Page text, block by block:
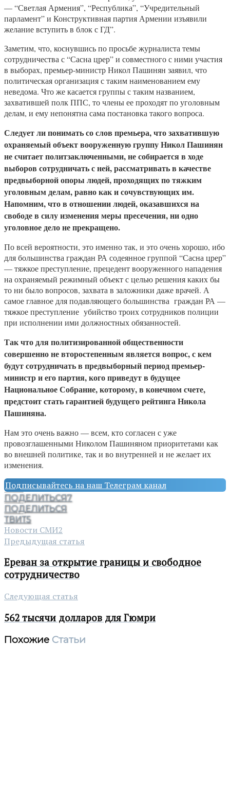
— “Светлая Армения”, “Республика”, “Учредительный
парламент” и Конструктивная партия Армении изъявили
желание вступить в блок с ГД”.
Заметим, что, коснувшись по просьбе журналиста темы
сотрудничества с “Сасна црер” и совместного с ними участия
в выборах, премьер-министр Никол Пашинян заявил, что
политическая организация с таким наименованием ему
неведома. Что же касается группы с таким названием,
захватившей полк ППС, то члены ее проходят по уголовным
делам, и ему непонятна сама постановка такого вопроса.
Следует ли понимать со слов премьера, что захватившую
охраняемый объект вооруженную группу Никол Пашинян
не считает политзаключенными, не собирается в ходе
выборов сотрудничать с ней, рассматривать в качестве
предвыборной опоры людей, проходящих по тяжким
уголовным делам, равно как и сочувствующих им.
Напомним, что в отношении людей, оказавшихся на
свободе в силу изменения меры пресечения, ни одно
уголовное дело не прекращено.
По всей вероятности, это именно так, и это очень хорошо, ибо
для большинства граждан РА содеянное группой “Сасна црер”
— тяжкое преступление, прецедент вооруженного нападения
на охраняемый режимный объект с целью решения каких бы
то ни было вопросов, захвата в заложники даже врачей. А
самое главное для подавляющего большинства граждан РА —
тяжкое преступление убийство троих сотрудников полиции
при исполнении ими должностных обязанностей.
Так что для политизированной общественности
совершенно не второстепенным является вопрос, с кем
будут сотрудничать в предвыборный период премьер-
министр и его партия, кого приведут в будущее
Национальное Собрание, которому, в конечном счете,
предстоит стать гарантией будущего рейтинга Никола
Пашиняна.
Нам это очень важно — всем, кто согласен с уже
провозглашенными Николом Пашиняном приоритетами как
во внешней политике, так и во внутренней и не желает их
изменения.
Подписывайтесь на наш Телеграм канал
ПОДЕЛИТЬСЯ7
ПОДЕЛИТЬСЯ
ТВИТ5
Новости СМИ2
Предыдущая статья
Ереван за открытие границы и свободное
сотрудничество
Следующая статья
562 тысячи долларов для Гюмри
Похожие Статьи